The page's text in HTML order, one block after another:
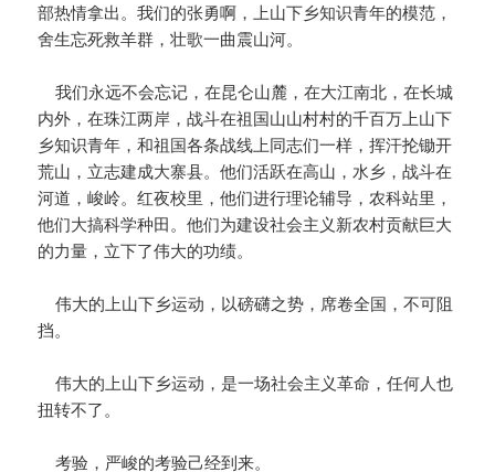
部热情拿出。我们的张勇啊，上山下乡知识青年的模范，
舍生忘死救羊群，壮歌一曲震山河。
我们永远不会忘记，在昆仑山麓，在大江南北，在长城
内外，在珠江两岸，战斗在祖国山山村村的千百万上山下
乡知识青年，和祖国各条战线上同志们一样，挥汗抡锄开
荒山，立志建成大寨县。他们活跃在高山，水乡，战斗在
河道，峻岭。红夜校里，他们进行理论辅导，农科站里，
他们大搞科学种田。他们为建设社会主义新农村贡献巨大
的力量，立下了伟大的功绩。
伟大的上山下乡运动，以磅礴之势，席卷全国，不可阻
挡。
伟大的上山下乡运动，是一场社会主义革命，任何人也
扭转不了。
考验，严峻的考验己经到来。